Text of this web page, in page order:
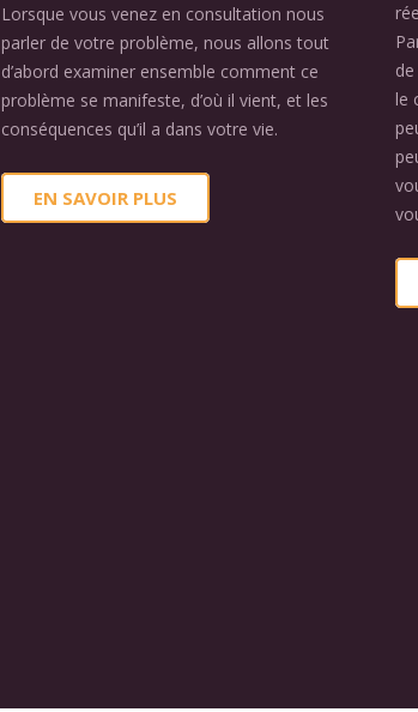
Lorsque vous venez en consultation nous
parler de votre problème, nous allons tout
d’abord examiner ensemble comment ce
problème se manifeste, d’où il vient, et les
conséquences qu’il a dans votre vie.
EN SAVOIR PLUS
le